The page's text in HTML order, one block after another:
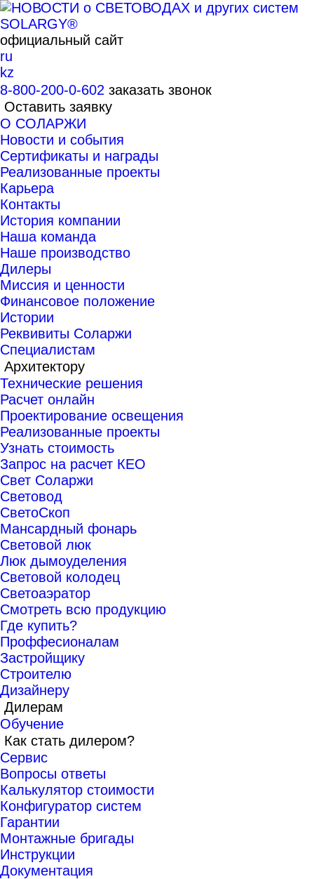
официальный сайт
ru
kz
8-800-200-0-602 заказать звонок
Оставить заявку
О СОЛАРЖИ
Новости и события
Сертификаты и награды
Реализованные проекты
Карьера
Контакты
История компании
Наша команда
Наше производство
Дилеры
Миссия и ценности
Финансовое положение
Истории
Реквивиты Соларжи
Специалистам
Архитектору
Технические решения
Расчет онлайн
Проектирование освещения
Реализованные проекты
Узнать стоимость
Запрос на расчет КЕО
Свет Соларжи
Световод
СветоСкоп
Мансардный фонарь
Световой люк
Люк дымоуделения
Световой колодец
Светоаэратор
Смотреть всю продукцию
Где купить?
Проффесионалам
Застройщику
Строителю
Дизайнеру
Дилерам
Обучение
Как стать дилером?
Сервис
Вопросы ответы
Калькулятор стоимости
Конфигуратор систем
Гарантии
Монтажные бригады
Инструкции
Документация